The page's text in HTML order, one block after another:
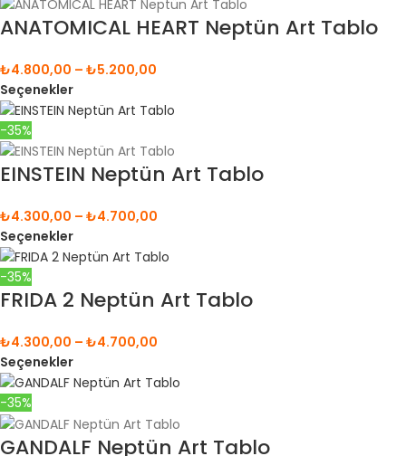
ANATOMICAL HEART Neptün Art Tablo
₺4.800,00 – ₺5.200,00
Seçenekler
-35%
EINSTEIN Neptün Art Tablo
₺4.300,00 – ₺4.700,00
Seçenekler
-35%
FRIDA 2 Neptün Art Tablo
₺4.300,00 – ₺4.700,00
Seçenekler
-35%
GANDALF Neptün Art Tablo